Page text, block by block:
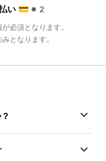
い 💳 ※2
必須となります。
となります。